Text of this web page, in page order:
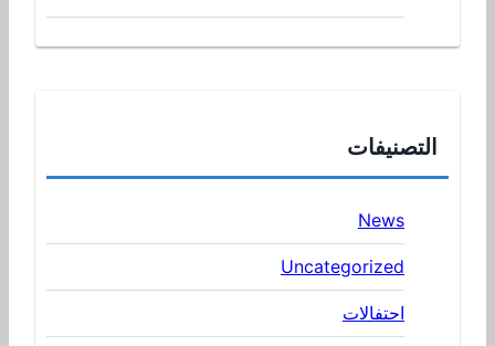
التصنيفات
News
Uncategorized
احتفالات